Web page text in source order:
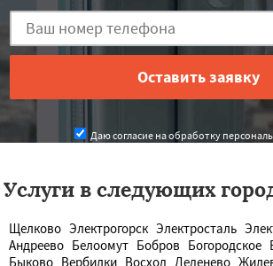
Даю согласие на обработку
Услуги в следующих
Щелково Электрогорск Электросталь
Андреево Белоомут Бобров Богородское
Быково Вербилки Восход Деденево